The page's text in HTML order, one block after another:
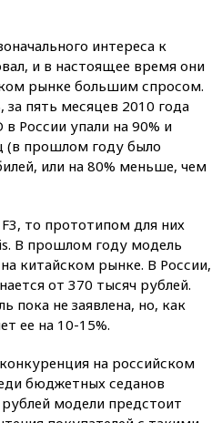
интереса к
и в настоящее время они
рынке большим спросом.
пять месяцев 2010 года
России упали на 90% и
(в прошлом году было
или на 80% меньше, чем
то прототипом для них
В прошлом году модель
китайском рынке. В России,
от 370 тысяч рублей.
пока не заявлена, но, как
ее на 10-15%.
на российском
бюджетных седанов
модели предстоит